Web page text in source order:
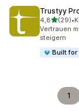
Trustyy
4,8von 5
(29)
29 •
Vertrauen
steigern
Built for
1